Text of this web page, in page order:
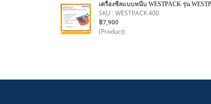
เครื่องซีลแบบหนีบ WESTPACK รุ่น
SKU : WESTPACK 400
฿7,900
(Product)